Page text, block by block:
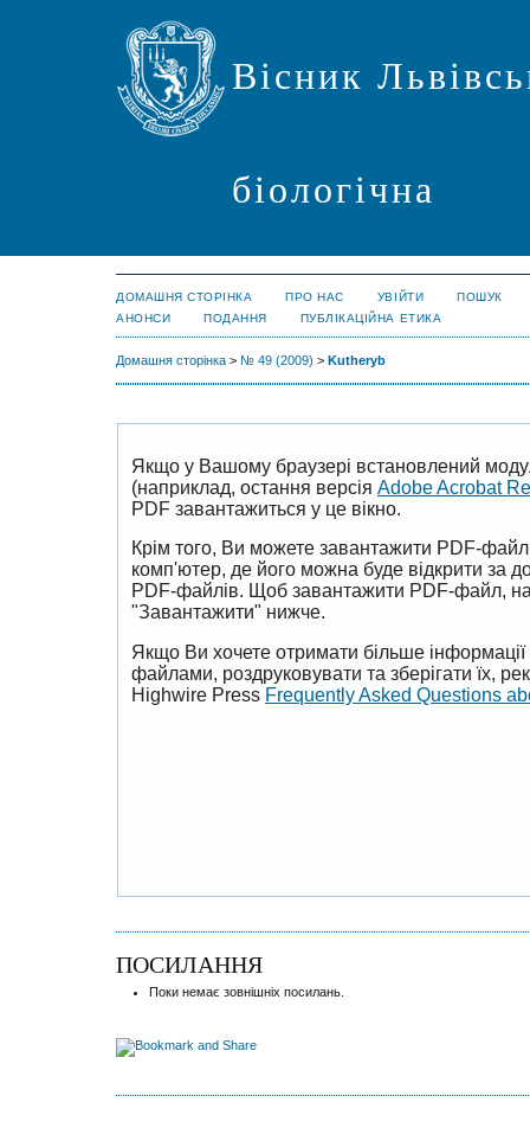
Вісник
біологічна
ДОМАШНЯ СТОРІНКА ПРО НАС УВІЙТИ
ПОШУК
АНОНСИ
ПОДАННЯ ПУБЛІКАЦІЙНА ЕТИКА
Домашня сторінка > № 49 (2009) > Kutheryb
Якщо у Вашому браузері встановлений
(наприклад, остання версія Adobe Acrobat
PDF завантажиться у це вікно.
Крім того, Ви можете завантажити PDF-
комп'ютер, де його можна буде відкрити за
PDF-файлів. Щоб завантажити PDF-файл,
"Завантажити" нижче.
Якщо Ви хочете отримати більше
файлами, роздруковувати та зберігати їх,
Highwire Press Frequently Asked Questions
ПОСИЛАННЯ
Поки немає зовнішніх посилань.